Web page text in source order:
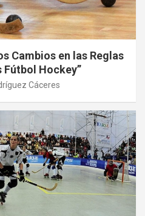
Cambios en las Reglas
Fútbol Hockey”
Cáceres